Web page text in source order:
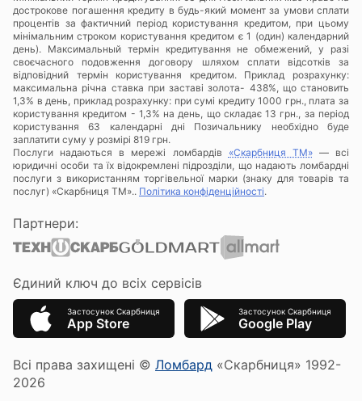
дострокове погашення кредиту в будь-який момент за умови сплати
процентів за фактичний період користування кредитом, при цьому
мінімальним строком користування кредитом є 1 (один) календарний
день). Максимальный термін кредитування не обмежений, у разі
своєчасного подовження договору шляхом сплати відсотків за
відповідний термін користування кредитом. Приклад розрахунку:
максимальна річна ставка при заставі золота- 438%, що становить
1,3% в день, приклад розрахунку: при сумі кредиту 1000 грн., плата за
користування кредитом - 1,3% на день, що складає 13 грн., за період
користування 63 календарні дні Позичальнику необхідно буде
заплатити суму у розмірі 819 грн.
Послуги надаються в мережі ломбардів «Скарбниця ТМ»— всі
юридичні особи та їх відокремлені підрозділи, що надають ломбардні
послуги з використанням торгівельної марки (знаку для товарів та
послуг) «Скарбниця ТМ».. Політика конфіденційності.
Партнери:
Єдиний ключ до всіх сервісів
Застосунок Скарбниця
App Store
Застосунок Скарбниця
Google Play
Всі права захищені © Ломбард «Скарбниця» 1992-
2026